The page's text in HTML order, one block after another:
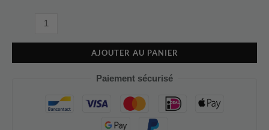
AJOUTER AU PANIER
Paiement sécurisé